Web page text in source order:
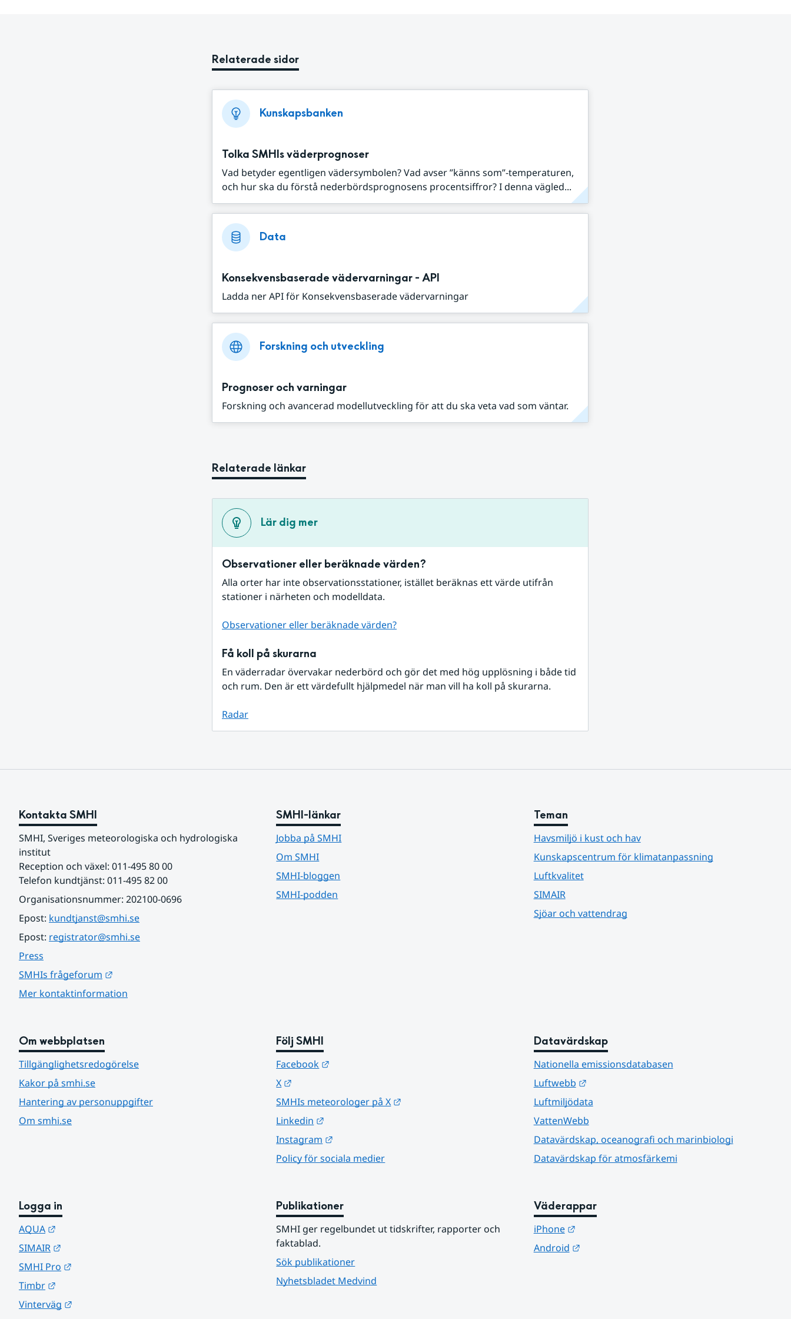
Relaterade sidor
Kunskapsbanken
Tolka SMHIs väderprognoser
Vad betyder egentligen vädersymbolen? Vad avser ”känns som”-temperaturen,
och hur ska du förstå nederbördsprognosens procentsiffror? I denna vägled...
Data
Konsekvensbaserade vädervarningar - API
Ladda ner API för Konsekvensbaserade vädervarningar
Forskning och utveckling
Prognoser och varningar
Forskning och avancerad modellutveckling för att du ska veta vad som väntar.
Relaterade länkar
Lär dig mer
Observationer eller beräknade värden?
Alla orter har inte observationsstationer, istället beräknas ett värde utifrån
stationer i närheten och modelldata.
Observationer eller beräknade värden?
Få koll på skurarna
En väderradar övervakar nederbörd och gör det med hög upplösning i både tid
och rum. Den är ett värdefullt hjälpmedel när man vill ha koll på skurarna.
Radar
Kontakta SMHI
SMHI, Sveriges meteorologiska och hydrologiska
institut
Reception och växel: 011-495 80 00
Telefon kundtjänst: 011-495 82 00
Organisationsnummer: 202100-0696
Epost: kundtjanst@smhi.se
Epost: registrator@smhi.se
Press
SMHIs frågeforum
Mer kontaktinformation
SMHI-länkar
Jobba på SMHI
Om SMHI
SMHI-bloggen
SMHI-podden
Teman
Havsmiljö i kust och hav
Kunskapscentrum för klimatanpassning
Luftkvalitet
SIMAIR
Sjöar och vattendrag
Om webbplatsen
Tillgänglighetsredogörelse
Kakor på smhi.se
Hantering av personuppgifter
Om smhi.se
Följ SMHI
Facebook
X
SMHIs meteorologer på X
Linkedin
Instagram
Policy för sociala medier
Datavärdskap
Nationella emissionsdatabasen
Luftwebb
Länk till annan webbplats.
Luftmiljödata
VattenWebb
Datavärdskap, oceanografi och marinbiologi
Datavärdskap för atmosfärkemi
Logga in
AQUA
SIMAIR
SMHI Pro
Timbr
Vinterväg
Publikationer
SMHI ger regelbundet ut tidskrifter, rapporter och
faktablad.
Sök publikationer
Nyhetsbladet Medvind
Väderappar
iPhone
Länk till annan webbplats.
Android
Länk till annan webbplats.